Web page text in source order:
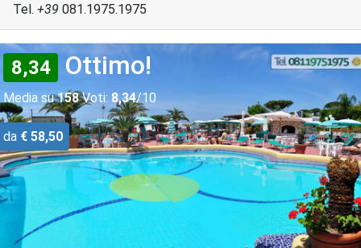
Tel. +39 081.1975.1975
8,34 Ottimo!
Media su158Voti: 8,34/10
da € 58,50